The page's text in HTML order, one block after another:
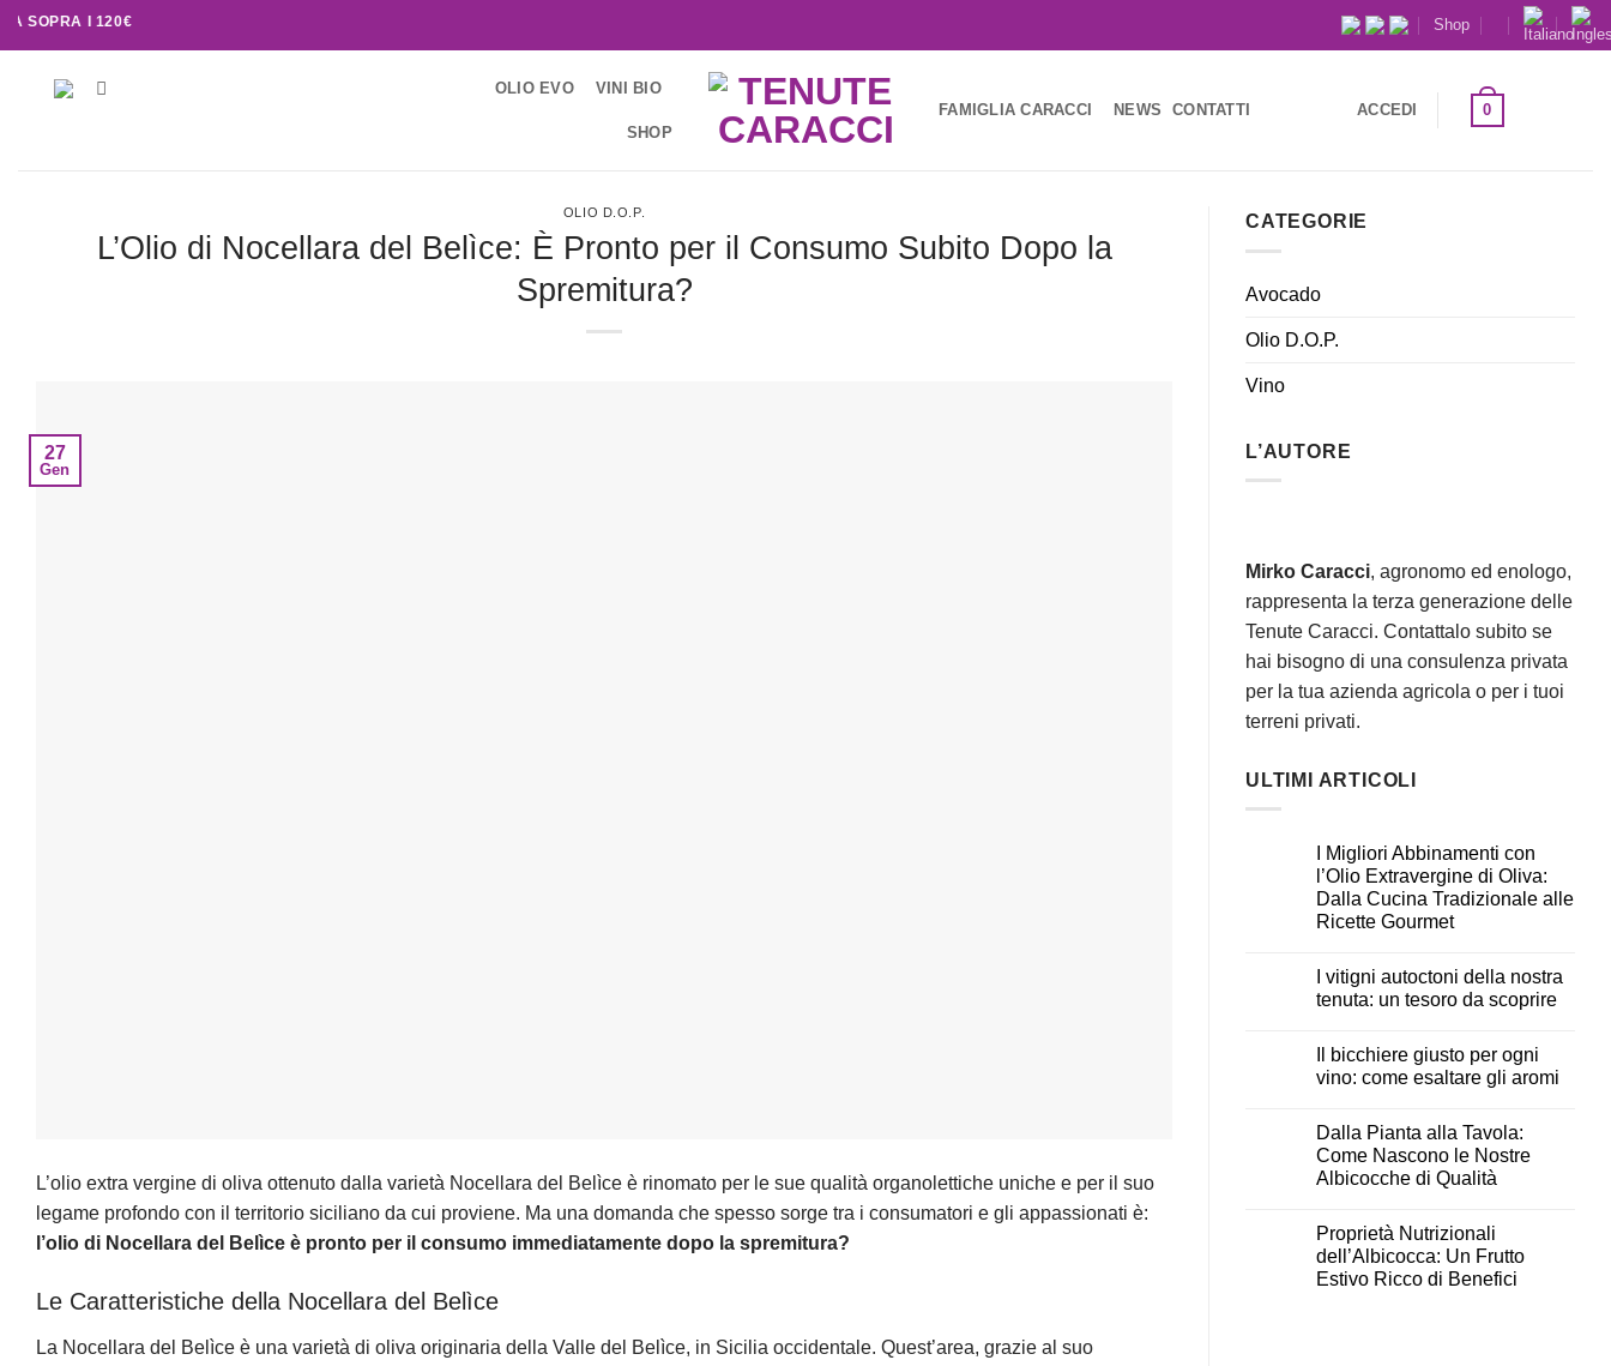
I 120€ Shop
OLIO EVO VINI BIO
SHOP
FAMIGLIA CARACCI NEWS CONTATTI ACCEDI 0
OLIO D.O.P.
L’Olio di Nocellara del Belìce: È Pronto per il Consumo Subito Dopo la
Spremitura?
27
Gen
L’olio extra vergine di oliva ottenuto dalla varietà Nocellara del Belìce è rinomato per le sue qualità organolettiche uniche e per il suo
legame profondo con il territorio siciliano da cui proviene. Ma una domanda che spesso sorge tra i consumatori e gli appassionati è:
l’olio di Nocellara del Belìce è pronto per il consumo immediatamente dopo la spremitura?
Le Caratteristiche della Nocellara del Belìce
La Nocellara del Belìce è una varietà di oliva originaria della Valle del Belìce, in Sicilia occidentale. Quest’area, grazie al suo
CATEGORIE
Avocado
Olio D.O.P.
Vino
L’AUTORE
Mirko Caracci, agronomo ed enologo,
rappresenta la terza generazione delle
Tenute Caracci. Contattalo subito se
hai bisogno di una consulenza privata
per la tua azienda agricola o per i tuoi
terreni privati.
ULTIMI ARTICOLI
I Migliori Abbinamenti con
l’Olio Extravergine di Oliva:
Dalla Cucina Tradizionale alle
Ricette Gourmet
I vitigni autoctoni della nostra
tenuta: un tesoro da scoprire
Il bicchiere giusto per ogni
vino: come esaltare gli aromi
Dalla Pianta alla Tavola:
Come Nascono le Nostre
Albicocche di Qualità
Proprietà Nutrizionali
dell’Albicocca: Un Frutto
Estivo Ricco di Benefici